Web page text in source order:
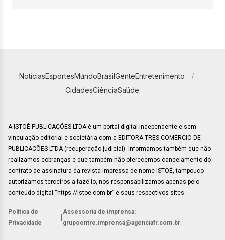
NotíciasEsportesMundoBrasilGenteEntretenimento
CidadesCiênciaSaúde
A ISTOÉ PUBLICAÇÕES LTDA é um portal digital independente e sem
vinculação editorial e societária com a EDITORA TRES COMÉRCIO DE
PUBLICACÕES LTDA (recuperação judicial). Informamos também que não
realizamos cobranças e que também não oferecemos cancelamento do
contrato de assinatura da revista impressa de nome ISTOÉ, tampouco
autorizamos terceiros a fazê-lo, nos responsabilizamos apenas pelo
conteúdo digital “https://istoe.com.br” e seus respectivos sites.
Política de
Privacidade
Assessoria de imprensa:
grupoentre.imprensa@agenciafr.com.br